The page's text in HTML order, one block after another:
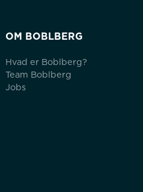
OM BOBLBERG
Hvad er Boblberg?
Team Boblberg
Jobs